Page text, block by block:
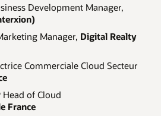
Development Manager,
Manager, Digital Realty
Commerciale Cloud Secteur
Head of Cloud
France